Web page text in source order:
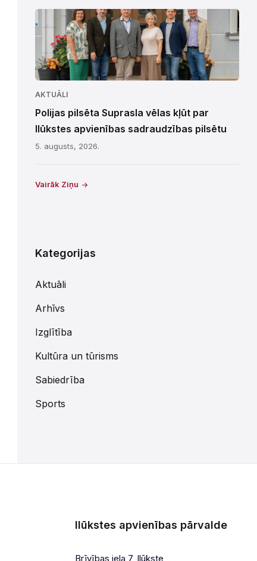
AKTUĀLI
Polijas pilsēta Suprasla vēlas kļūt par
Ilūkstes apvienības sadraudzības pilsētu
5. augusts, 2026.
Vairāk Ziņu
Kategorijas
Aktuāli
Arhīvs
Izglītība
Kultūra un tūrisms
Sabiedrība
Sports
Ilūkstes apvienības pārvalde
Brīvības iela 7, Ilūkste,